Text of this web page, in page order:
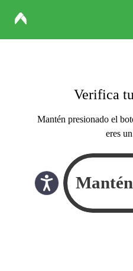
Verifica
Mantén presionado el
eres